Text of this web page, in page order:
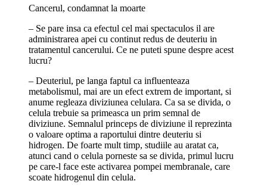
Cancerul, condamnat la moarte
– Se pare insa ca efectul cel mai spectaculos il are
administrarea apei cu continut redus de deuteriu in
tratamentul cancerului. Ce ne puteti spune despre acest
lucru?
– Deuteriul, pe langa faptul ca influenteaza
metabolismul, mai are un efect extrem de important, si
anume regleaza diviziunea celulara. Ca sa se divida, o
celula trebuie sa primeasca un prim semnal de
diviziune. Semnalul princeps de diviziune il reprezinta
o valoare optima a raportului dintre deuteriu si
hidrogen. De foarte mult timp, studiile au aratat ca,
atunci cand o celula porneste sa se divida, primul lucru
pe care-l face este activarea pompei membranale, care
scoate hidrogenul din celula.